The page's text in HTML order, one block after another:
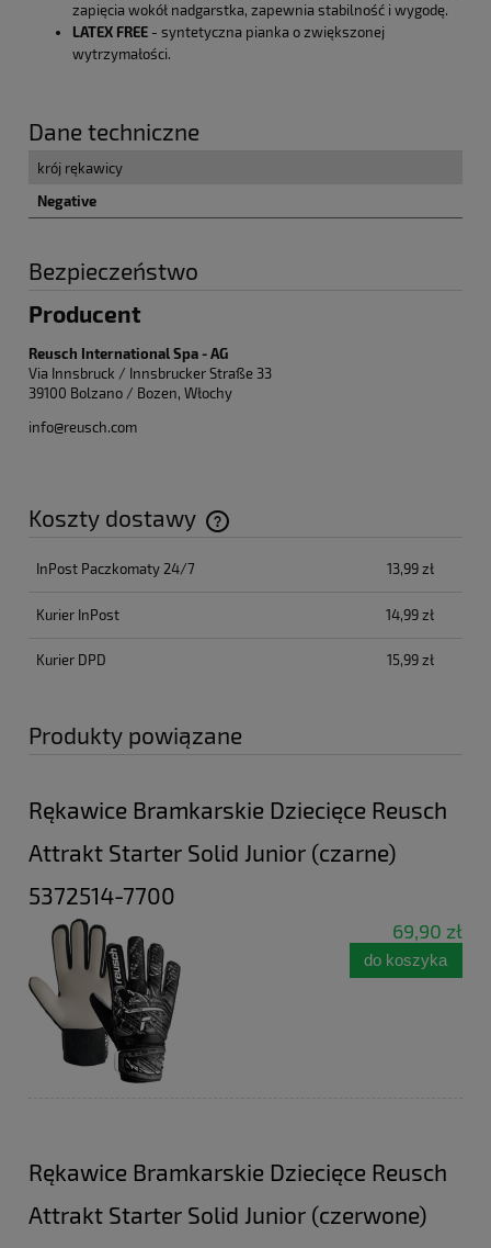
zapięcia wokół nadgarstka, zapewnia stabilność i wygodę.
LATEX FREE - syntetyczna pianka o zwiększonej
wytrzymałości.
Dane techniczne
krój rękawicy
Negative
Bezpieczeństwo
Producent
Reusch International Spa - AG
Via Innsbruck / Innsbrucker Straße 33
39100 Bolzano / Bozen, Włochy
info@reusch.com
Koszty dostawy
Cena nie zawiera ewentualnych kosztów płatności
InPost Paczkomaty 24/7 13,99 zł
Kurier InPost 14,99 zł
Kurier DPD 15,99 zł
Produkty powiązane
Rękawice Bramkarskie Dziecięce Reusch
Attrakt Starter Solid Junior (czarne)
5372514-7700
69,90 zł
do koszyka
Rękawice Bramkarskie Dziecięce Reusch
Attrakt Starter Solid Junior (czerwone)